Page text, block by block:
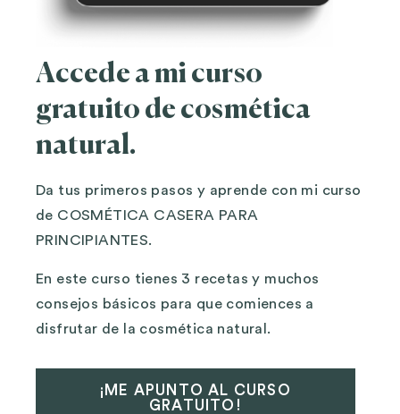
Accede a mi curso
gratuito de cosmética
natural.
Da tus primeros pasos y aprende con mi curso
de COSMÉTICA CASERA PARA
PRINCIPIANTES.
En este curso tienes 3 recetas y muchos
consejos básicos para que comiences a
disfrutar de la cosmética natural.
¡ME APUNTO AL CURSO
GRATUITO!